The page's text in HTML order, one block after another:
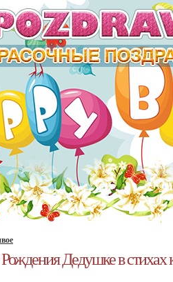
Дедушке в стихах